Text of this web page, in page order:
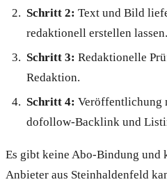
Schritt 2: Text und Bild
redaktionell erstellen lassen.
Schritt 3: Redaktionelle
Redaktion.
Schritt 4: Veröffentlichung
dofollow-Backlink und
Es gibt keine Abo-Bindung und
Anbieter aus Steinhaldenfeld